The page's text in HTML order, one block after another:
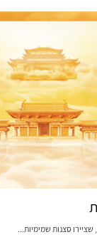
סצנות שמימיות...